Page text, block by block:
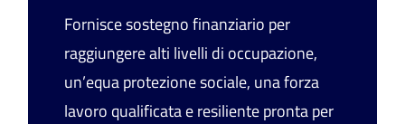
Fornisce sostegno finanziario per
raggiungere alti livelli di occupazione,
un’equa protezione sociale, una forza
lavoro qualificata e resiliente pronta per